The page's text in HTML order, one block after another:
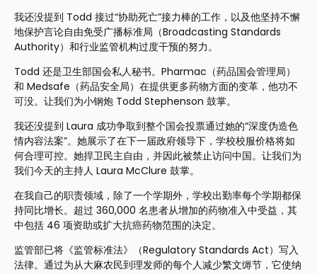
我还没提到 Todd 接过“协助死亡”接力棒的工作，以及他坚持不懈
地保护言论自由免受广播标准局（Broadcasting Standards
Authority）和行业监管机构过度干预的努力。
Todd 还是卫生部国会私人秘书。Pharmac（药品国会管理局）
和 Medsafe（药品安全局）在提供更多药物方面的变革，他功不
可没。让我们为小钢炮 Todd Stephenson 鼓掌。
我还没提到 Laura 成功争取到整个国会投票通过她的“深度伪造色
情内容法案”。她展示了在下一届政府领导下，学校校服价格将如
何合理可控。她捍卫民主自由，并因此被禁止访问中国。让我们为
我们今天的主持人 Laura McClure 鼓掌。
在我自己的职责领域，除了一个学期外，学校出勤率每个学期都保
持同比增长。超过 360,000 名患者从增加的药物准入中受益，其
中包括 46 项资助或扩大抗癌药物范围的决定。
监管部已将《监管标准法》（Regulatory Standards Act）写入
法律。通过为从大麻农民到理发师的每个人减少繁文缛节，它使纳